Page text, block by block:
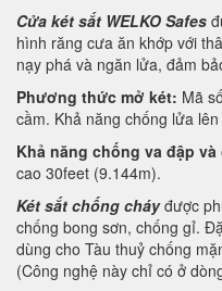
Cửa két sắt WELKO Safes
hình răng cưa ăn khớp với
nạy phá và ngăn lửa, đảm
Phương thức mở két: Mã
cầm. Khả năng chống lửa
Khả năng chống va đập
cao 30feet (9.144m).
Két sắt chống cháyđược
chống bong sơn, chống gỉ.
dùng cho Tàu thuỷ chống
(Công nghệ này chỉ có ở